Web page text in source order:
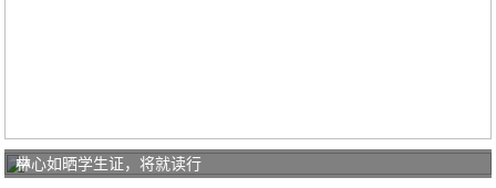
中
林心如晒学生证，将就读行